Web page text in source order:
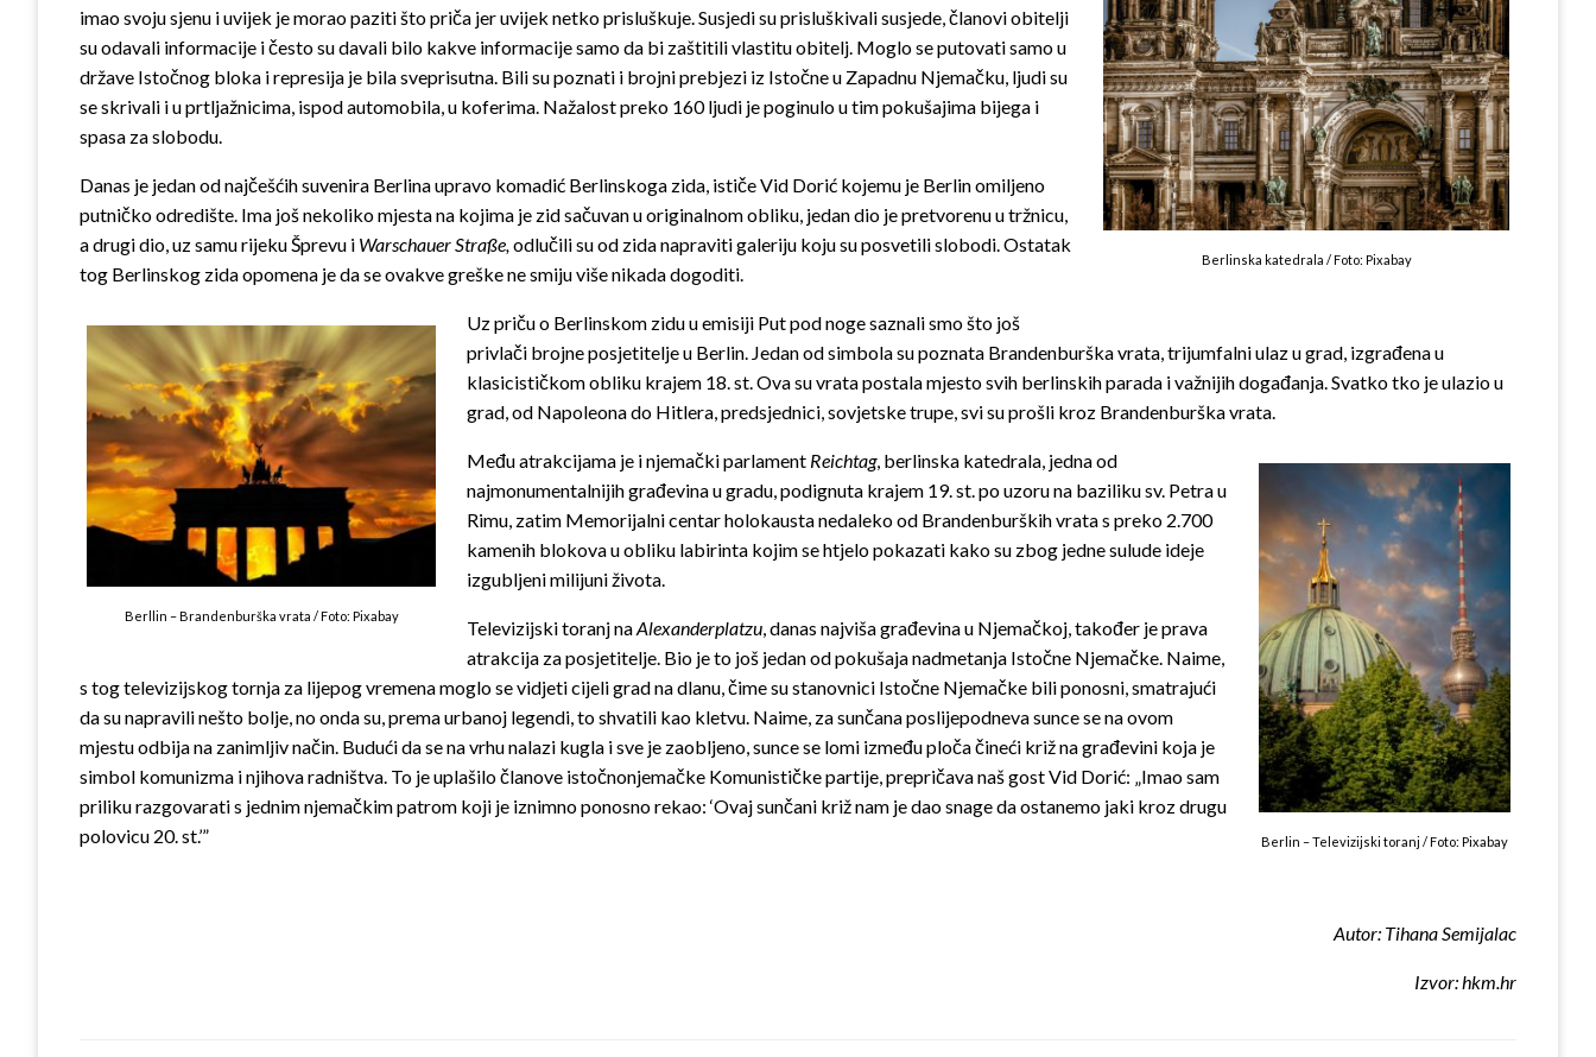
Berlinska katedrala / Foto: Pixabay
imao svoju sjenu i uvijek je morao paziti što priča jer uvijek netko prisluškuje. Susjedi su prisluškivali susjede, članovi obitelji
su odavali informacije i često su davali bilo kakve informacije samo da bi zaštitili vlastitu obitelj. Moglo se putovati samo u
države Istočnog bloka i represija je bila sveprisutna. Bili su poznati i brojni prebjezi iz Istočne u Zapadnu Njemačku, ljudi su
se skrivali i u prtljažnicima, ispod automobila, u koferima. Nažalost preko 160 ljudi je poginulo u tim pokušajima bijega i
spasa za slobodu.
Danas je jedan od najčešćih suvenira Berlina upravo komadić Berlinskoga zida, ističe Vid Dorić kojemu je Berlin omiljeno
putničko odredište. Ima još nekoliko mjesta na kojima je zid sačuvan u originalnom obliku, jedan dio je pretvorenu u tržnicu,
a drugi dio, uz samu rijeku Šprevu i Warschauer Straße,odlučili su od zida napraviti galeriju koju su posvetili slobodi. Ostatak
tog Berlinskog zida opomena je da se ovakve greške ne smiju više nikada dogoditi.
Berllin – Brandenburška vrata / Foto: Pixabay
Uz priču o Berlinskom zidu u emisiji Put pod noge saznali smo što još
privlači brojne posjetitelje u Berlin. Jedan od simbola su poznata Brandenburška vrata, trijumfalni ulaz u grad, izgrađena u
klasicističkom obliku krajem 18. st. Ova su vrata postala mjesto svih berlinskih parada i važnijih događanja. Svatko tko je ulazio u
grad, od Napoleona do Hitlera, predsjednici, sovjetske trupe, svi su prošli kroz Brandenburška vrata.
Berlin – Televizijski toranj / Foto: Pixabay
Među atrakcijama je i njemački parlament Reichtag, berlinska katedrala, jedna od
najmonumentalnijih građevina u gradu, podignuta krajem 19. st. po uzoru na baziliku sv. Petra u
Rimu, zatim Memorijalni centar holokausta nedaleko od Brandenburških vrata s preko 2.700
kamenih blokova u obliku labirinta kojim se htjelo pokazati kako su zbog jedne sulude ideje
izgubljeni milijuni života.
Televizijski toranj naAlexanderplatzu, danas najviša građevina u Njemačkoj, također je prava
atrakcija za posjetitelje. Bio je to još jedan od pokušaja nadmetanja Istočne Njemačke. Naime,
s tog televizijskog tornja za lijepog vremena moglo se vidjeti cijeli grad na dlanu, čime su stanovnici Istočne Njemačke bili ponosni, smatrajući
da su napravili nešto bolje, no onda su, prema urbanoj legendi, to shvatili kao kletvu. Naime, za sunčana poslijepodneva sunce se na ovom
mjestu odbija na zanimljiv način. Budući da se na vrhu nalazi kugla i sve je zaobljeno, sunce se lomi između ploča čineći križ na građevini koja je
simbol komunizma i njihova radništva. To je uplašilo članove istočnonjemačke Komunističke partije, prepričava naš gost Vid Dorić: „Imao sam
priliku razgovarati s jednim njemačkim patrom koji je iznimno ponosno rekao: ‘Ovaj sunčani križ nam je dao snage da ostanemo jaki kroz drugu
polovicu 20. st.’”
Autor: Tihana Semijalac
Izvor: hkm.hr